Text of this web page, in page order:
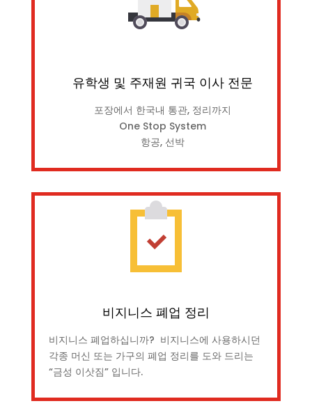
유학생 및 주재원 귀국 이사 전문
포장에서 한국내 통관, 정리까지
One Stop System
항공, 선박
비지니스 폐업 정리
비지니스 폐업하십니까? 비지니스에 사용하시던
각종 머신 또는 가구의 폐업 정리를 도와 드리는
“금성 이삿짐” 입니다.